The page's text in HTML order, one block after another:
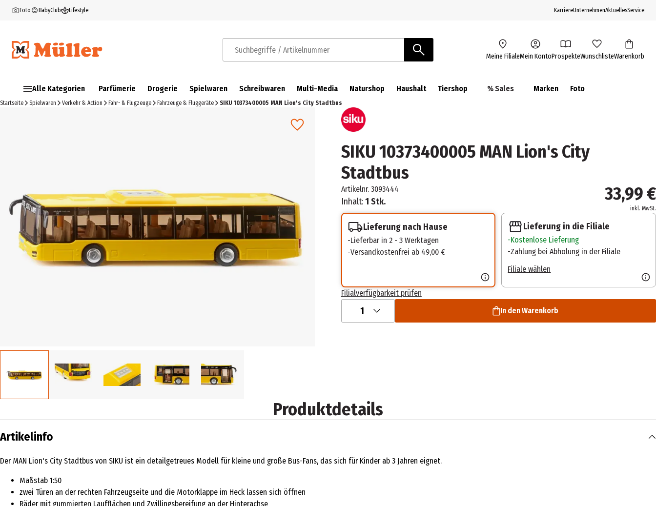
Foto BabyClub Lifestyle KarriereUnternehmenAktuellesService
Suchbegriffe / Artikelnummer Meine FilialeMein KontoProspekteWunschlisteWarenkorb
Alle Kategorien Parfümerie Drogerie Spielwaren Schreibwaren Multi-Media Naturshop Haushalt Tiershop % Sales Marken Foto
Startseite Spielwaren Verkehr & Action Fahr- & Flugzeuge Fahrzeuge & Fluggeräte SIKU 10373400005 MAN Lion's City Stadtbus
SIKU 10373400005 MAN Lion's City
Stadtbus
Artikelnr. 3093444
Inhalt:1 Stk. 33,99 €
inkl. MwSt.
Lieferung nach Hause
Lieferbar in 2 - 3 Werktagen
Versandkostenfrei ab 49,00 €
Lieferung in die Filiale
Kostenlose Lieferung
Zahlung bei Abholung in der Filiale
Filiale wählen
Filialverfügbarkeit prüfen
1 In den Warenkorb
Produktdetails
Artikelinfo
Der MAN Lion's City Stadtbus von SIKU ist ein detailgetreues Modell für kleine und große Bus-Fans, das sich für Kinder ab 3 Jahren eignet.
Maßstab 1:50
zwei Türen an der rechten Fahrzeugseite und die Motorklappe im Heck lassen sich öffnen
Räder mit gummierten Laufflächen und Zwillingsbereifung an der Hinterachse